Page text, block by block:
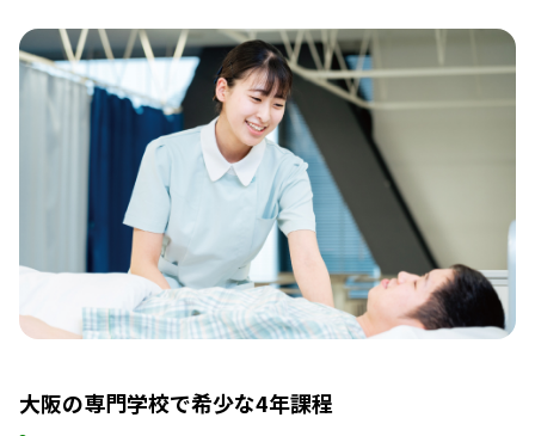
大阪の専門学校で希少な4年課程